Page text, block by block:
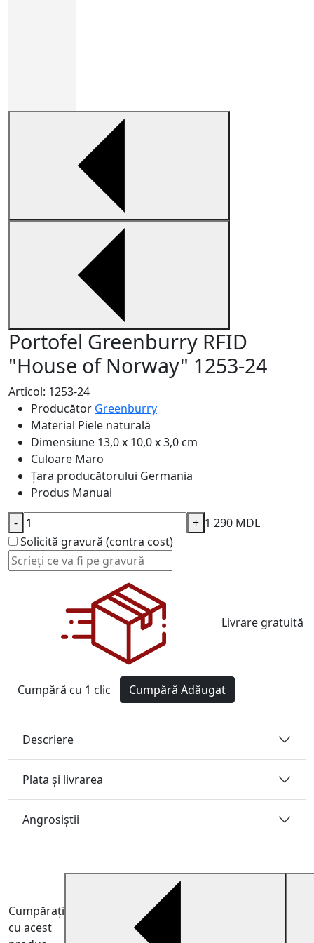
Portofel Greenburry RFID
"House of Norway" 1253-24
Articol: 1253-24
Producător Greenburry
Material Piele naturală
Dimensiune 13,0 x 10,0 x 3,0 cm
Culoare Maro
Țara producătorului Germania
Produs Manual
1 290 MDL
Solicită gravură (contra cost)
- +
Livrare gratuită
Cumpără cu 1 clic Cumpără Adăugat
Descriere
Plata și livrarea
Angrosiştii
Cumpărați
cu acest